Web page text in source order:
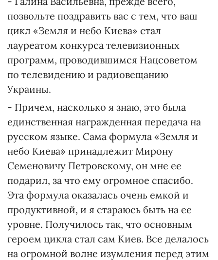
позвольте поздравить вас с тем, что ваш
цикл «Земля и небо Киева» стал
лауреатом конкурса телевизионных
программ, проводившимся Нацсоветом
по телевидению и радиовещанию
Украины.
- Причем, насколько я знаю, это была
единственная награжденная передача на
русском языке. Сама формула «Земля и
небо Киева» принадлежит Мирону
Семеновичу Петровскому, он мне ее
подарил, за что ему огромное спасибо.
Эта формула оказалась очень емкой и
продуктивной, и я стараюсь быть на ее
уровне. Получилось так, что основным
героем цикла стал сам Киев. Все делалось
на огромной волне изумления перед этим